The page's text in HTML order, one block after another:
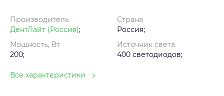
Производитель
ДентЛайт (Россия);
Страна
Россия;
Мощность, Вт
200;
Источник света
400 светодиодов;
Все характеристики